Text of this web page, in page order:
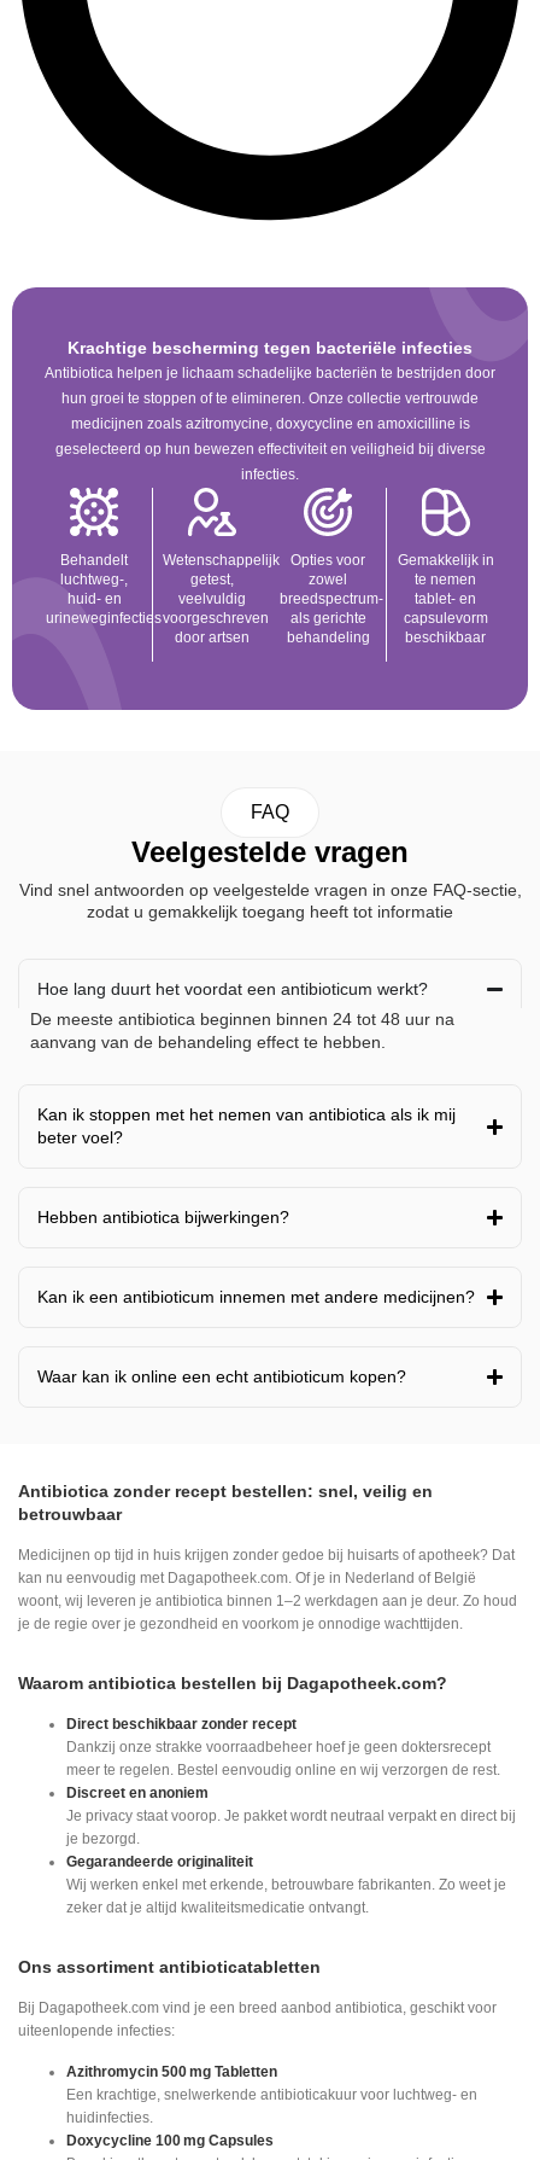
Krachtige bescherming tegen bacteriële infecties
Antibiotica helpen je lichaam schadelijke bacteriën te bestrijden door
hun groei te stoppen of te elimineren. Onze collectie vertrouwde
medicijnen zoals azitromycine, doxycycline en amoxicilline is
geselecteerd op hun bewezen effectiviteit en veiligheid bij diverse
infecties.
Behandelt
luchtweg-,
huid- en
urineweginfecties
Wetenschappelijk
getest,
veelvuldig
voorgeschreven
door artsen
Opties voor
zowel
breedspectrum-
als gerichte
behandeling
Gemakkelijk in
te nemen
tablet- en
capsulevorm
beschikbaar
FAQ
Veelgestelde vragen
Vind snel antwoorden op veelgestelde vragen in onze FAQ-sectie,
zodat u gemakkelijk toegang heeft tot informatie
Hoe lang duurt het voordat een antibioticum werkt?
De meeste antibiotica beginnen binnen 24 tot 48 uur na
aanvang van de behandeling effect te hebben.
Kan ik stoppen met het nemen van antibiotica als ik mij
beter voel?
Hebben antibiotica bijwerkingen?
Kan ik een antibioticum innemen met andere medicijnen?
Waar kan ik online een echt antibioticum kopen?
Antibiotica zonder recept bestellen: snel, veilig en
betrouwbaar
Medicijnen op tijd in huis krijgen zonder gedoe bij huisarts of apotheek? Dat
kan nu eenvoudig met Dagapotheek.com. Of je in Nederland of België
woont, wij leveren je antibiotica binnen 1–2 werkdagen aan je deur. Zo houd
je de regie over je gezondheid en voorkom je onnodige wachttijden.
Waarom antibiotica bestellen bij Dagapotheek.com?
Direct beschikbaar zonder recept
Dankzij onze strakke voorraadbeheer hoef je geen doktersrecept
meer te regelen. Bestel eenvoudig online en wij verzorgen de rest.
Discreet en anoniem
Je privacy staat voorop. Je pakket wordt neutraal verpakt en direct bij
je bezorgd.
Gegarandeerde originaliteit
Wij werken enkel met erkende, betrouwbare fabrikanten. Zo weet je
zeker dat je altijd kwaliteitsmedicatie ontvangt.
Ons assortiment antibioticatabletten
Bij Dagapotheek.com vind je een breed aanbod antibiotica, geschikt voor
uiteenlopende infecties:
Azithromycin 500 mg Tabletten
Een krachtige, snelwerkende antibioticakuur voor luchtweg- en
huidinfecties.
Doxycycline 100 mg Capsules